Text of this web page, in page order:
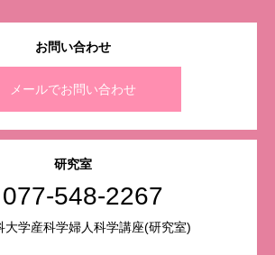
お問い合わせ
メールでお問い合わせ
研究室
077-548-2267
大学産科学婦人科学講座(研究室)